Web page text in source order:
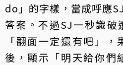
do」的字樣，當成呼應
答案。不過SJ一秒識破
「翻面一定還有吧」
後，顯示「明天給你們